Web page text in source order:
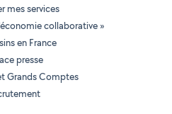
mes services
collaborative »
en France
presse
Grands Comptes